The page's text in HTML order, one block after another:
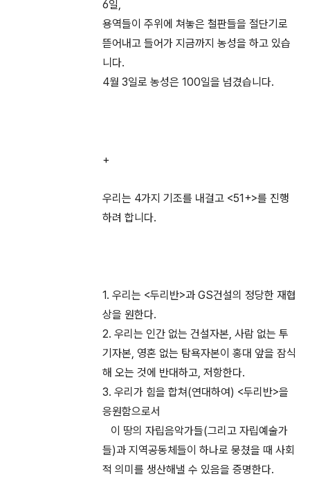
6일,
용역들이 주위에 쳐놓은 철판들을 절단기로
뜯어내고 들어가 지금까지 농성을 하고 있습
니다.
4월 3일로 농성은 100일을 넘겼습니다.
+
우리는 4가지 기조를 내걸고 <51+>를 진행
하려 합니다.
1. 우리는 <두리반>과 GS건설의 정당한 재협
상을 원한다.
2. 우리는 인간 없는 건설자본, 사람 없는 투
기자본, 영혼 없는 탐욕자본이 홍대 앞을 잠식
해 오는 것에 반대하고, 저항한다.
3. 우리가 힘을 합쳐(연대하여) <두리반>을
응원함으로서
이 땅의 자립음악가들(그리고 자립예술가
들)과 지역공동체들이 하나로 뭉쳤을 때 사회
적 의미를 생산해낼 수 있음을 증명한다.